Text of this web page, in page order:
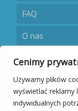
Cenimy
Używamy plików
wyświetlać reklamy
indywidualnych
FAQ
O nas
Umów się
Kontakt